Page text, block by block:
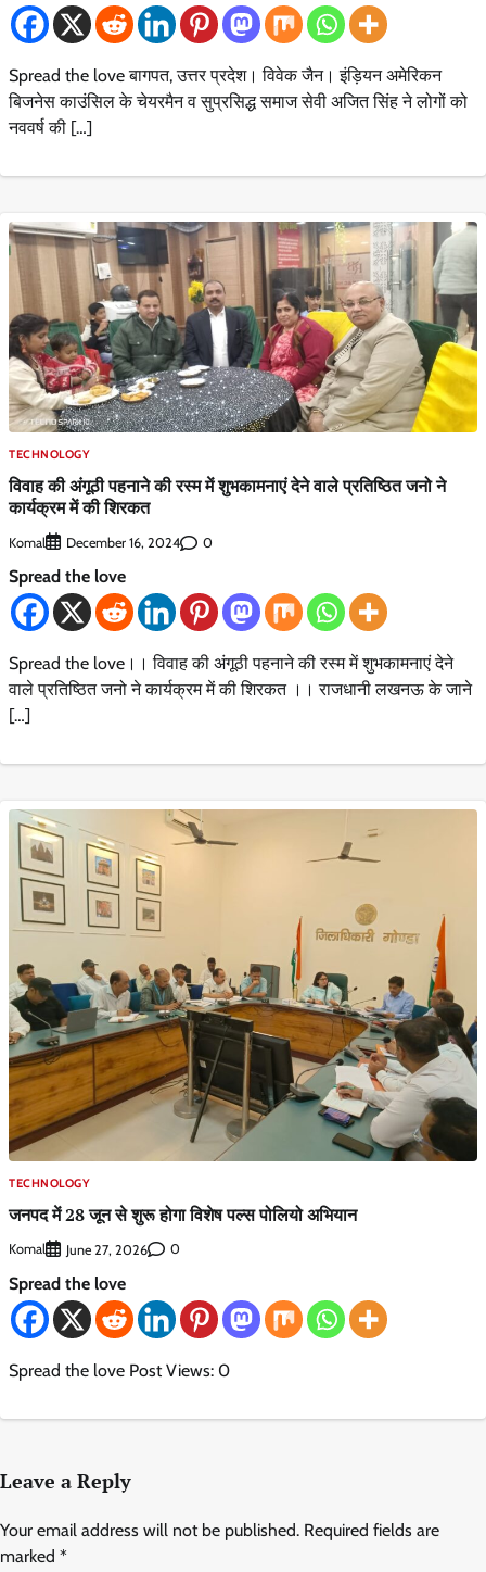
Spread the love बागपत, उत्तर प्रदेश। विवेक जैन। इंड़ियन अमेरिकन
बिजनेस काउंसिल के चेयरमैन व सुप्रसिद्ध समाज सेवी अजित सिंह ने लोगों को
नववर्ष की […]
TECHNOLOGY
विवाह की अंगूठी पहनाने की रस्म में शुभकामनाएं देने वाले प्रतिष्ठित जनो ने
कार्यक्रम में की शिरकत
Komal December 16, 2024 0
Spread the love
Spread the love।। विवाह की अंगूठी पहनाने की रस्म में शुभकामनाएं देने
वाले प्रतिष्ठित जनो ने कार्यक्रम में की शिरकत ।। राजधानी लखनऊ के जाने
[…]
TECHNOLOGY
जनपद में 28 जून से शुरू होगा विशेष पल्स पोलियो अभियान
Komal June 27, 2026 0
Spread the love
Spread the love Post Views: 0
Leave a Reply
Your email address will not be published. Required fields are
marked *